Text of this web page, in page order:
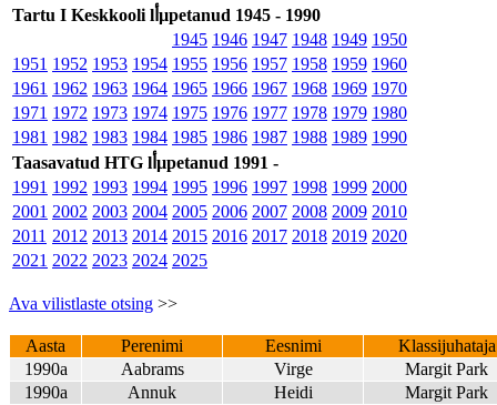
Tartu I Keskkooli lأµpetanud 1945 - 1990
1945 1946 1947 1948 1949 1950
1951 1952 1953 1954 1955 1956 1957 1958 1959 1960
1961 1962 1963 1964 1965 1966 1967 1968 1969 1970
1971 1972 1973 1974 1975 1976 1977 1978 1979 1980
1981 1982 1983 1984 1985 1986 1987 1988 1989 1990
Taasavatud HTG lأµpetanud 1991 -
1991 1992 1993 1994 1995 1996 1997 1998 1999 2000
2001 2002 2003 2004 2005 2006 2007 2008 2009 2010
2011 2012 2013 2014 2015 2016 2017 2018 2019 2020
2021 2022 2023 2024 2025
Ava vilistlaste otsing >>
Aasta Perenimi Eesnimi
Klassijuhataja
1990a
Aabrams Virge
Margit Park
1990a
Annuk Heidi
Margit Park